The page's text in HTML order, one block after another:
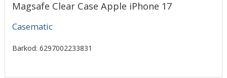
Magsafe Clear Case Apple iPhone 17
Casematic
Barkod: 6297002233831